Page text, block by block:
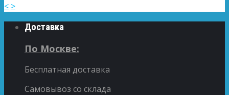
< >
Доставка
По Москве:
Бесплатная доставка
Самовывоз со склада